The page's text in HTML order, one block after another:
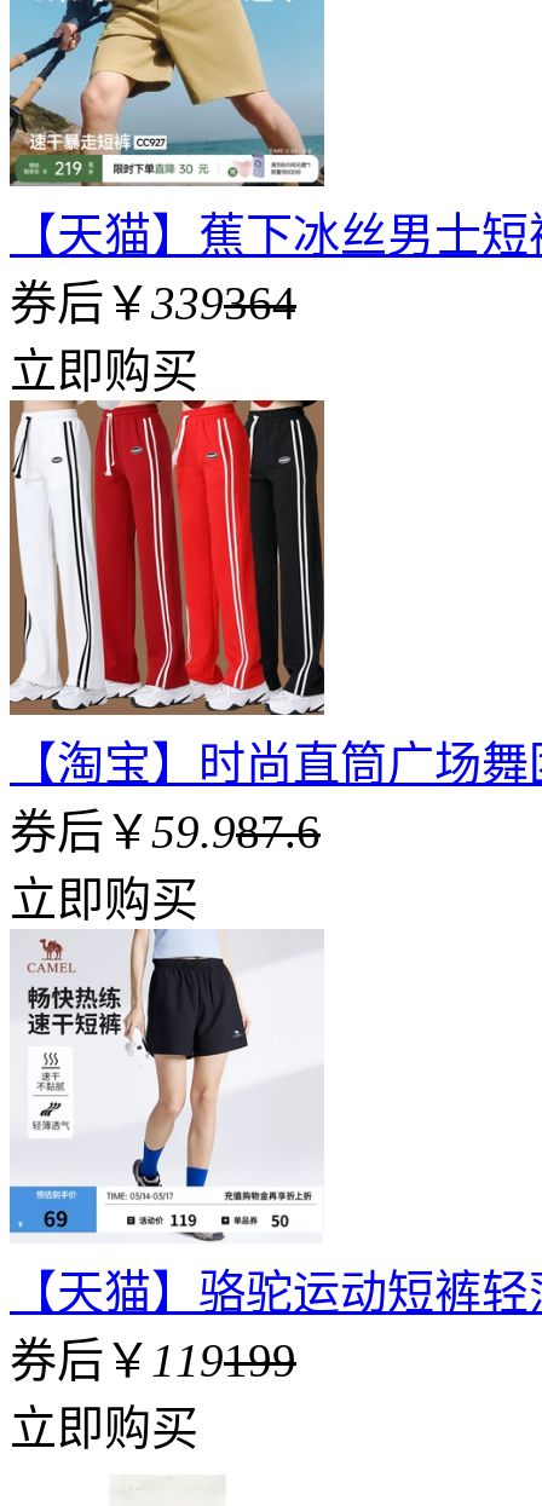
【天猫】蕉下冰丝男士
券后￥339364
立即购买
【淘宝】时尚直筒广场
券后￥59.987.6
立即购买
【天猫】骆驼运动短裤
券后￥ 119199
立即购买